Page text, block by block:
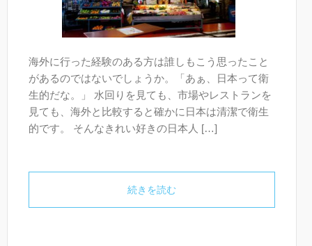
海外に行った経験のある方は誰しもこう思ったこと
があるのではないでしょうか。「あぁ、日本って衛
生的だな。」 水回りを見ても、市場やレストランを
見ても、海外と比較すると確かに日本は清潔で衛生
的です。 そんなきれい好きの日本人 […]
続きを読む